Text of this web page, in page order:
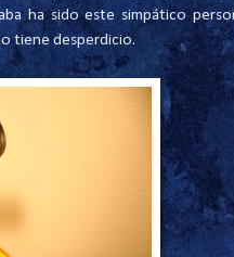
ha sido este simpático
tiene desperdicio.